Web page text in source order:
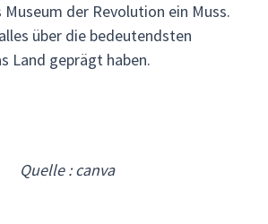
der Revolution ein Muss.
über die bedeutendsten
Land geprägt haben.
Quelle : canva